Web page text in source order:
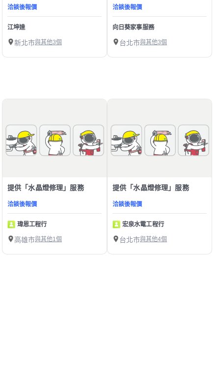
洽談後報價
江坤達
新北市與其他3個
洽談後報價
向日葵家事服務
台北市與其他3個
提供「水晶燈修理」服務
洽談後報價
瑋恩工程行
高雄市與其他1個
提供「水晶燈修理」服務
洽談後報價
宏泉水電工程行
台北市與其他4個